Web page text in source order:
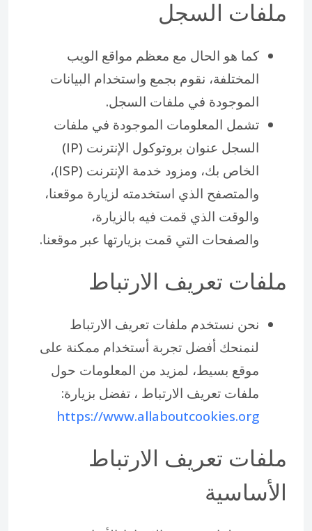
ملفات السجل
كما هو الحال مع معظم مواقع الويب
المختلفة، نقوم بجمع واستخدام البيانات
الموجودة في ملفات السجل.
تشمل المعلومات الموجودة في ملفات
السجل عنوان بروتوكول الإنترنت (IP)
الخاص بك، ومزود خدمة الإنترنت (ISP)،
والمتصفح الذي استخدمته لزيارة موقعنا،
والوقت الذي قمت فيه بالزيارة،
والصفحات التي قمت بزيارتها عبر موقعنا.
ملفات تعريف الارتباط
نحن نستخدم ملفات تعريف الارتباط
لنمنحك أفضل تجربة أستخدام ممكنة على
موقع بسيط، لمزيد من المعلومات حول
ملفات تعريف الارتباط ، تفضل بزيارة:
https://www.allaboutcookies.org
ملفات تعريف الارتباط
الأساسية